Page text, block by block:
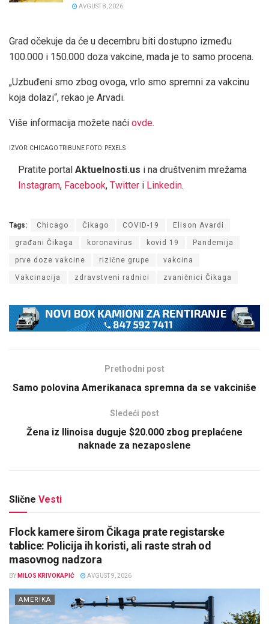
AVGUST 8, 2026
Grad očekuje da će u decembru biti dostupno između
100.000 i 150.000 doza vakcine, mada je to samo procena.
„Uzbuđeni smo zbog ovoga, vrlo smo spremni za vakcinu
koja dolazi“, rekao je Arvadi.
Više informacija možete naći ovde.
IZVOR: CHICAGO TRIBUNE FOTO: PEXELS
Pratite portal Aktuelnosti.us i na društvenim mrežama
Instagram, Facebook, Twitter i Linkedin.
Tags: Chicago Čikago COVID-19 Elison Avardi
građani Čikaga koronavirus kovid 19 Pandemija
prve doze vakcine rizične grupe vakcina
Vakcinacija zdravstveni radnici zvaničnici Čikaga
Prethodni post
Samo polovina Amerikanaca spremna da se vakciniše
Sledeći post
Žena iz Ilinoisa duguje $20.000 zbog preplaćene
naknade za nezaposlene
Slične Vesti
Flock kamere širom Čikaga prate registarske
tablice: Policija ih koristi, ali raste strah od
masovnog nadzora
BY MILOS KRIVOKAPIĆ AVGUST 9, 2026
AMERIKA